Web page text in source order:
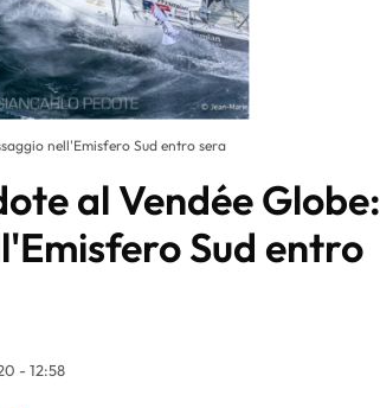
nell'Emisfero Sud entro sera
al Vendée Globe:
Sud entro
- 12:58